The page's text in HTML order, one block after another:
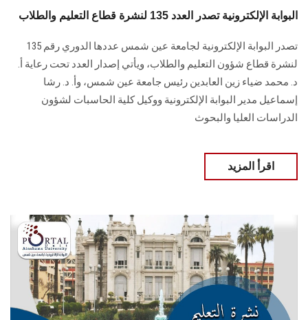
البوابة الإلكترونية تصدر العدد 135 لنشرة قطاع التعليم والطلاب
تصدر البوابة الإلكترونية لجامعة عين شمس عددها الدوري رقم 135
لنشرة قطاع شؤون التعليم ‏والطلاب‎، ويأتي إصدار العدد تحت رعاية أ.
د. محمد ضياء زين العابدين رئيس جامعة عين شمس، وأ. د. ‏رشا
إسماعيل مدير البوابة الإلكترونية ووكيل كلية الحاسبات لشؤون
‏الدراسات العليا والبحوث
اقرأ المزيد